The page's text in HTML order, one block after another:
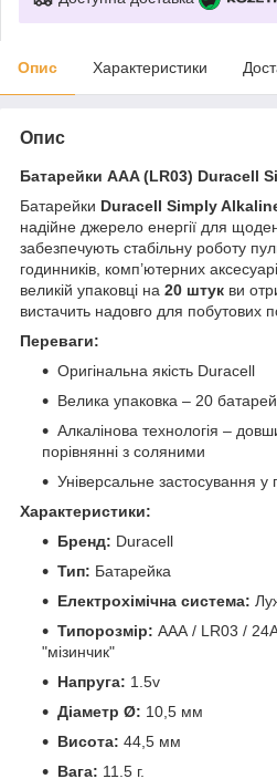
Опис Характеристики
Опис
Батарейки AAA (LR03) Duracell
Батарейки Duracell Simply
надійне джерело енергії для
забезпечують стабільну роботу
годинників, комп’ютерних
великій упаковці на 20 штук ви
вистачить надовго для побутових
Переваги:
Оригінальна якість Duracell
Велика упаковка – 20
Алкалінова технологія –
порівнянні з соляними
Універсальне застосування у
Характеристики:
Бренд: Duracell
Тип: Батарейка
Електрохімічна система:
Типорозмір: AAA / LR03 /
"мізинчик"
Напруга: 1.5v
Діаметр Ø: 10,5 мм
Висота: 44,5 мм
Вага: 11.5 г.